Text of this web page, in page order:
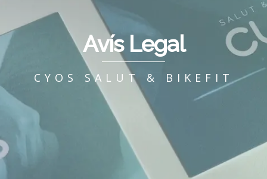
Avís Legal
CYOS SALUT & BIKEFIT